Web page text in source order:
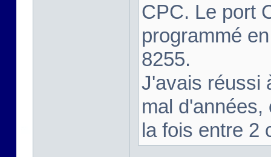
CPC. Le port
programmé
8255.
J'avais réussi
mal
la fois entre 2